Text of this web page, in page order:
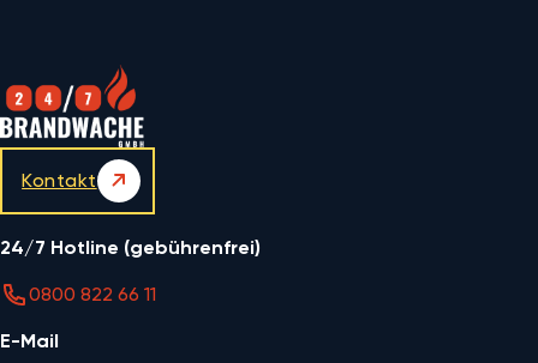
Kontakt
24/7 Hotline (gebührenfrei)
0800 822 66 11
E-Mail